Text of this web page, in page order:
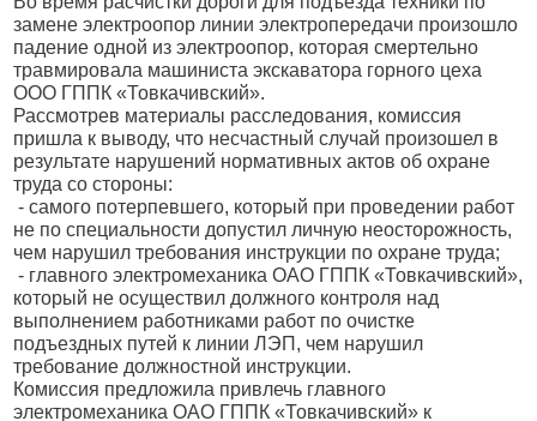
замене электроопор линии электропередачи произошло
падение одной из электроопор, которая смертельно
травмировала машиниста экскаватора горного цеха
ООО ГППК «Товкачивский».
Рассмотрев материалы расследования, комиссия
пришла к выводу, что несчастный случай произошел в
результате нарушений нормативных актов об охране
труда со стороны:
- самого потерпевшего, который при проведении работ
не по специальности допустил личную неосторожность,
чем нарушил требования инструкции по охране труда;
- главного электромеханика ОАО ГППК «Товкачивский»,
который не осуществил должного контроля над
выполнением работниками работ по очистке
подъездных путей к линии ЛЭП, чем нарушил
требование должностной инструкции.
Комиссия предложила привлечь главного
электромеханика ОАО ГППК «Товкачивский» к